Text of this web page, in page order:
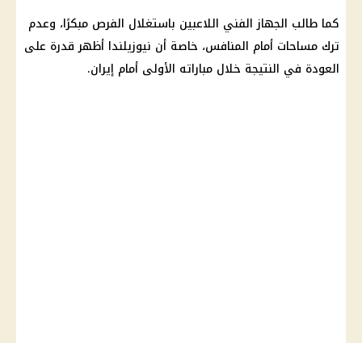
كما طالب الجهاز الفني اللاعبين باستغلال الفرص مبكرًا، وعدم
ترك مساحات أمام المنافس، خاصة أن نيوزيلندا أظهر قدرة على
العودة في النتيجة خلال مباراته الأولى أمام إيران.